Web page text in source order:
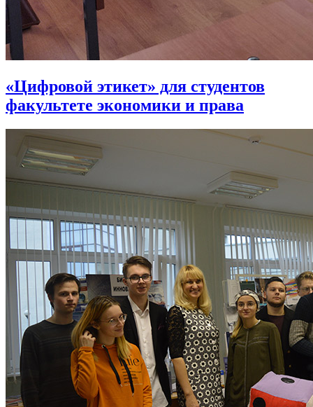
«Цифровой этикет» для студентов
факультете экономики и права